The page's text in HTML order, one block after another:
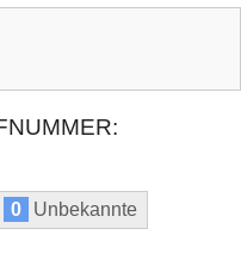
0 Unbekannte